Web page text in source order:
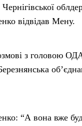
відвідав Мену.
з головою
“А вона вже